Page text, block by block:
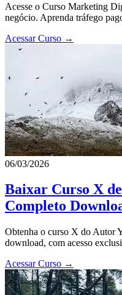
Acesse o Curso Marketing
negócio. Aprenda tráfego
Acessar Curso →
06/03/2026
Baixar Curso X
Completo
Obtenha o curso X do Autor
download, com acesso
Acessar Curso →